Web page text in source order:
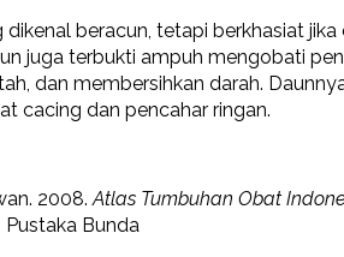
beracun, tetapi berkhasiat
juga terbukti ampuh mengobati
dan membersihkan darah.
cacing dan pencahar ringan.
2008.Atlas Tumbuhan Obat
Pustaka Bunda